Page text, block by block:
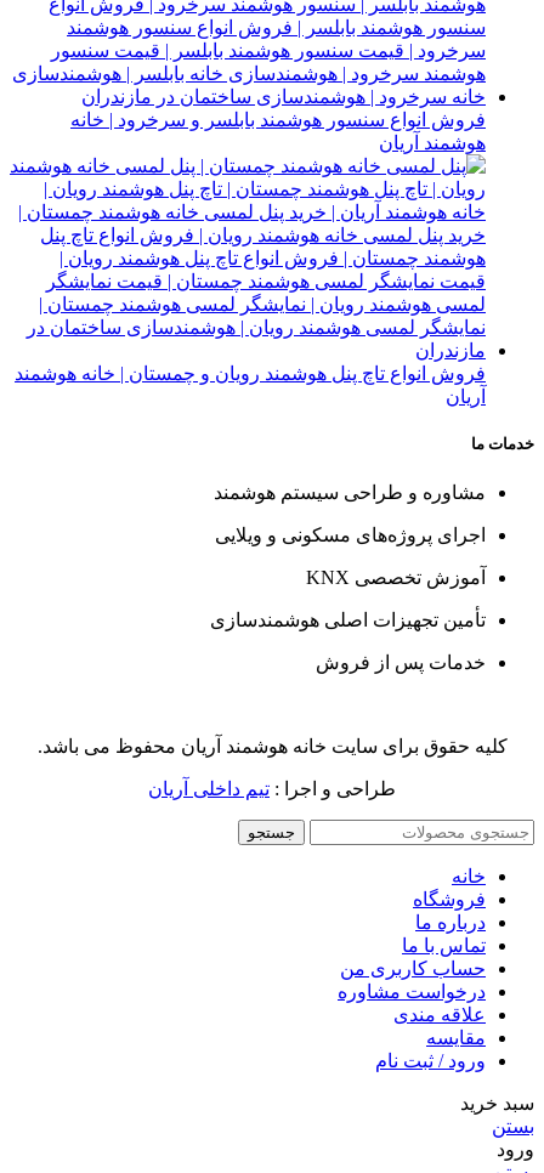
فروش انواع سنسور هوشمند بابلسر و سرخرود | خانه
هوشمند آریان
فروش انواع تاچ پنل هوشمند رویان و چمستان | خانه هوشمند
آریان
خدمات ما
مشاوره و طراحی سیستم هوشمند
اجرای پروژه‌های مسکونی و ویلایی
آموزش تخصصی KNX
تأمین تجهیزات اصلی هوشمندسازی
خدمات پس از فروش
کلیه حقوق برای سایت خانه هوشمند آریان محفوظ می باشد.
طراحی و اجرا : تیم داخلی آریان
جستجو
خانه
فروشگاه
درباره ما
تماس با ما
حساب کاربری من
درخواست مشاوره
علاقه مندی
مقايسه
ورود / ثبت نام
سبد خرید
بستن
ورود